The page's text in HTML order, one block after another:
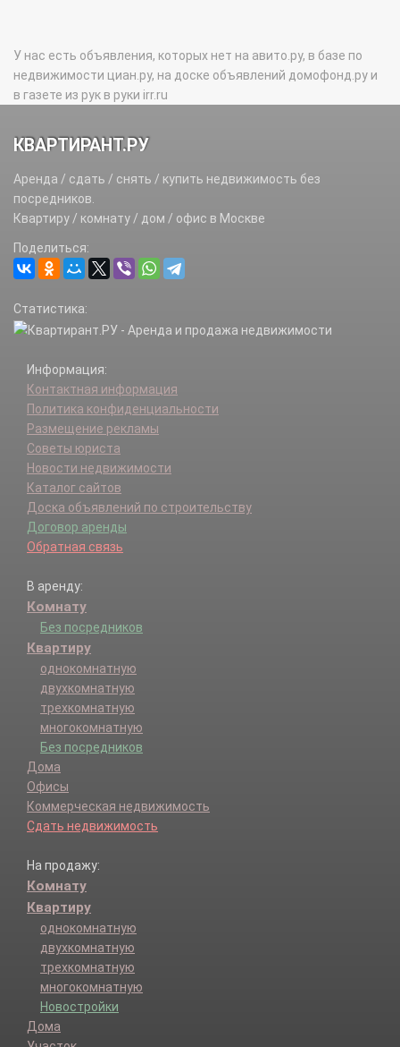
У нас есть объявления, которых нет на авито.ру, в базе по
недвижимости циан.ру, на доске объявлений домофонд.ру и
в газете из рук в руки irr.ru
КВАРТИРАНТ.РУ
Аренда / сдать / снять / купить недвижимость без
посредников.
Квартиру / комнату / дом / офис в Москве
Поделиться:
Статистика:
Информация:
Контактная информация
Политика конфиденциальности
Размещение рекламы
Советы юриста
Новости недвижимости
Каталог сайтов
Доска объявлений по строительству
Договор аренды
Обратная связь
В аренду:
Комнату
Без посредников
Квартиру
однокомнатную
двухкомнатную
трехкомнатную
многокомнатную
Без посредников
Дома
Офисы
Коммерческая недвижимость
Сдать недвижимость
На продажу:
Комнату
Квартиру
однокомнатную
двухкомнатную
трехкомнатную
многокомнатную
Новостройки
Дома